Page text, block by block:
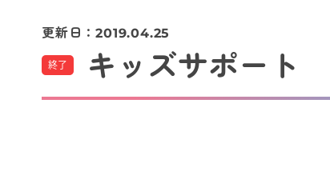
更新日：2019.04.25
終了 キッズサポート